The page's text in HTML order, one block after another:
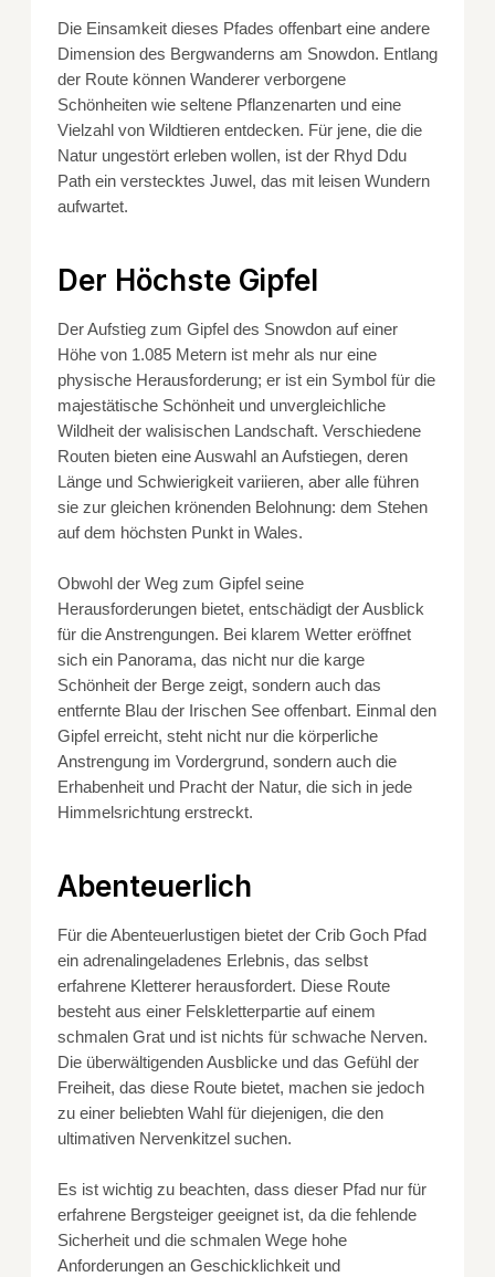
Die Einsamkeit dieses Pfades offenbart eine andere
Dimension des Bergwanderns am Snowdon. Entlang
der Route können Wanderer verborgene
Schönheiten wie seltene Pflanzenarten und eine
Vielzahl von Wildtieren entdecken. Für jene, die die
Natur ungestört erleben wollen, ist der Rhyd Ddu
Path ein verstecktes Juwel, das mit leisen Wundern
aufwartet.
Der Höchste Gipfel
Der Aufstieg zum Gipfel des Snowdon auf einer
Höhe von 1.085 Metern ist mehr als nur eine
physische Herausforderung; er ist ein Symbol für die
majestätische Schönheit und unvergleichliche
Wildheit der walisischen Landschaft. Verschiedene
Routen bieten eine Auswahl an Aufstiegen, deren
Länge und Schwierigkeit variieren, aber alle führen
sie zur gleichen krönenden Belohnung: dem Stehen
auf dem höchsten Punkt in Wales.
Obwohl der Weg zum Gipfel seine
Herausforderungen bietet, entschädigt der Ausblick
für die Anstrengungen. Bei klarem Wetter eröffnet
sich ein Panorama, das nicht nur die karge
Schönheit der Berge zeigt, sondern auch das
entfernte Blau der Irischen See offenbart. Einmal den
Gipfel erreicht, steht nicht nur die körperliche
Anstrengung im Vordergrund, sondern auch die
Erhabenheit und Pracht der Natur, die sich in jede
Himmelsrichtung erstreckt.
Abenteuerlich
Für die Abenteuerlustigen bietet der Crib Goch Pfad
ein adrenalingeladenes Erlebnis, das selbst
erfahrene Kletterer herausfordert. Diese Route
besteht aus einer Felskletterpartie auf einem
schmalen Grat und ist nichts für schwache Nerven.
Die überwältigenden Ausblicke und das Gefühl der
Freiheit, das diese Route bietet, machen sie jedoch
zu einer beliebten Wahl für diejenigen, die den
ultimativen Nervenkitzel suchen.
Es ist wichtig zu beachten, dass dieser Pfad nur für
erfahrene Bergsteiger geeignet ist, da die fehlende
Sicherheit und die schmalen Wege hohe
Anforderungen an Geschicklichkeit und